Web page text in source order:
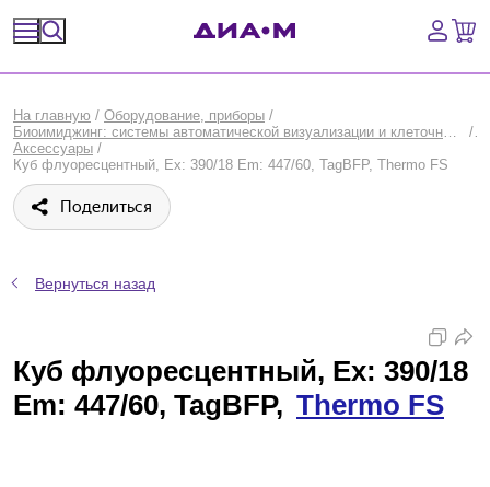
Оборудование, приборы
Расходные материалы, пластик, стекло
Предметный указатель
Войти
На главную / Оборудование, приборы /
Биоимиджинг: системы автоматической визуализации и клеточного скрининга
/
Аксессуары /
Куб флуоресцентный, Ex: 390/18 Em: 447/60, TagBFP, Thermo FS
Поделиться
Вернуться назад
Куб флуоресцентный, Ex: 390/18
Em: 447/60, TagBFP, Thermo FS